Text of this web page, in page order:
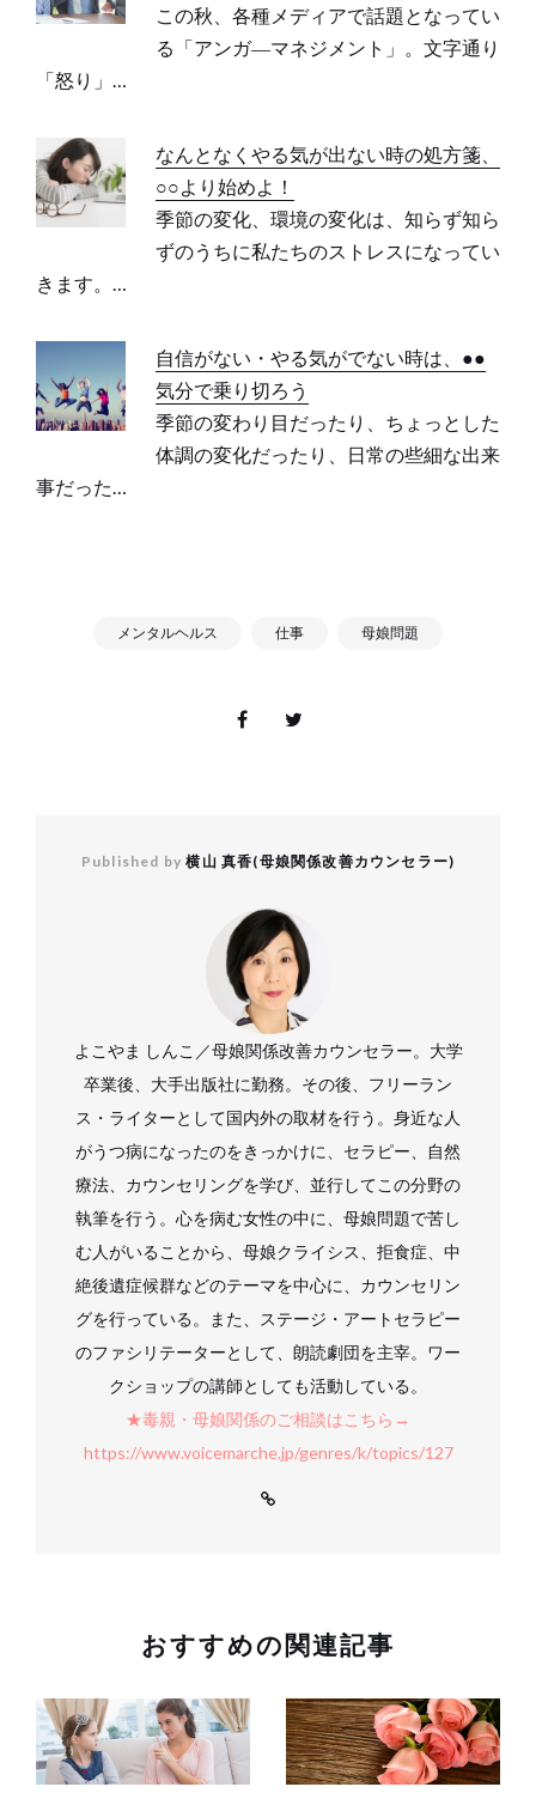
この秋、各種メディアで話題となってい
る「アンガ―マネジメント」。文字通り
「怒り」…
なんとなくやる気が出ない時の処方箋、
○○より始めよ！
季節の変化、環境の変化は、知らず知ら
ずのうちに私たちのストレスになってい
きます。…
自信がない・やる気がでない時は、●●
気分で乗り切ろう
季節の変わり目だったり、ちょっとした
体調の変化だったり、日常の些細な出来
事だった…
メンタルヘルス 仕事 母娘問題
Published by 横山 真香(母娘関係改善カウンセラー)
よこやま しんこ／母娘関係改善カウンセラー。大学
卒業後、大手出版社に勤務。その後、フリーラン
ス・ライターとして国内外の取材を行う。身近な人
がうつ病になったのをきっかけに、セラピー、自然
療法、カウンセリングを学び、並行してこの分野の
執筆を行う。心を病む女性の中に、母娘問題で苦し
む人がいることから、母娘クライシス、拒食症、中
絶後遺症候群などのテーマを中心に、カウンセリン
グを行っている。また、ステージ・アートセラピー
のファシリテーターとして、朗読劇団を主宰。ワー
クショップの講師としても活動している。
★毒親・母娘関係のご相談はこちら→
https://www.voicemarche.jp/genres/k/topics/127
おすすめの関連記事